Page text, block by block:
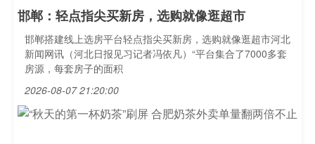
邯郸：轻点指尖买新房，选购就像逛超市
邯郸搭建线上选房平台轻点指尖买新房，选购就像逛超市河北
新闻网讯（河北日报见习记者冯依凡）“平台集合了7000多套
房源，每套房子的面积
2026-08-07 21:20:00